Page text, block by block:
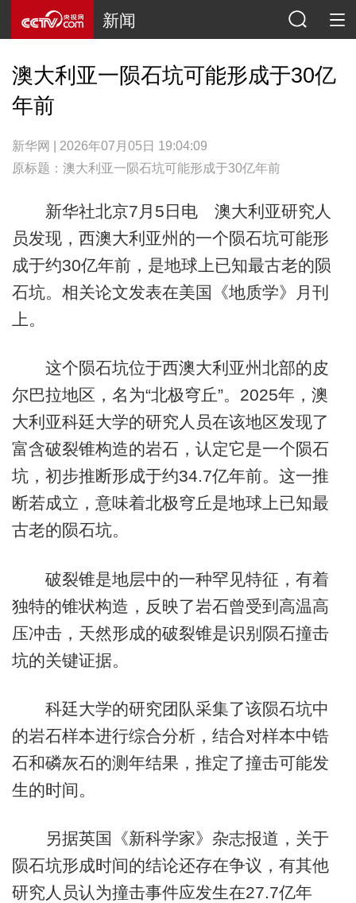
新闻
澳大利亚一陨石坑可能形成于30亿
年前
新华网 | 2026年07月05日 19:04:09
原标题：澳大利亚一陨石坑可能形成于30亿年前
新华社北京7月5日电 澳大利亚研究人
员发现，西澳大利亚州的一个陨石坑可能形
成于约30亿年前，是地球上已知最古老的陨
石坑。相关论文发表在美国《地质学》月刊
上。
这个陨石坑位于西澳大利亚州北部的皮
尔巴拉地区，名为“北极穹丘”。2025年，澳
大利亚科廷大学的研究人员在该地区发现了
富含破裂锥构造的岩石，认定它是一个陨石
坑，初步推断形成于约34.7亿年前。这一推
断若成立，意味着北极穹丘是地球上已知最
古老的陨石坑。
破裂锥是地层中的一种罕见特征，有着
独特的锥状构造，反映了岩石曾受到高温高
压冲击，天然形成的破裂锥是识别陨石撞击
坑的关键证据。
科廷大学的研究团队采集了该陨石坑中
的岩石样本进行综合分析，结合对样本中锆
石和磷灰石的测年结果，推定了撞击可能发
生的时间。
另据英国《新科学家》杂志报道，关于
陨石坑形成时间的结论还存在争议，有其他
研究人员认为撞击事件应发生在27.7亿年